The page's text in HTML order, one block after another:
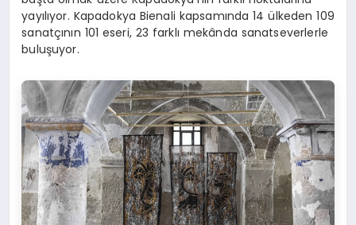
yayılıyor. Kapadokya Bienali kapsamında 14 ülkeden 109
sanatçının 101 eseri, 23 farklı mekânda sanatseverlerle
buluşuyor.